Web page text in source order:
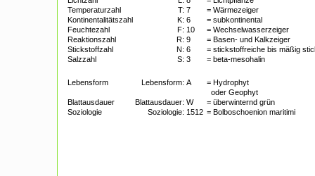
Temperaturzahl
T: 7
= Wärmezeiger
Kontinentalitätszahl
K: 6
= subkontinental
Feuchtezahl
F: 10
= Wechselwasserzeiger
Reaktionszahl
R: 9
= Basen- und Kalkzeiger
Stickstoffzahl
N: 6
= stickstoffreiche bis mäßig
Salzzahl
S: 3 = beta-mesohalin
Lebensform Lebensform: A
= Hydrophyt
oder Geophyt
Blattausdauer
Blattausdauer: W
= überwinternd grün
Soziologie
Soziologie: 1512 = Bolboschoenion maritimi